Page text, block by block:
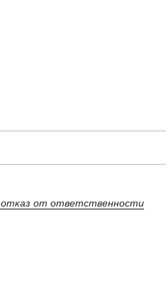
от ответственности